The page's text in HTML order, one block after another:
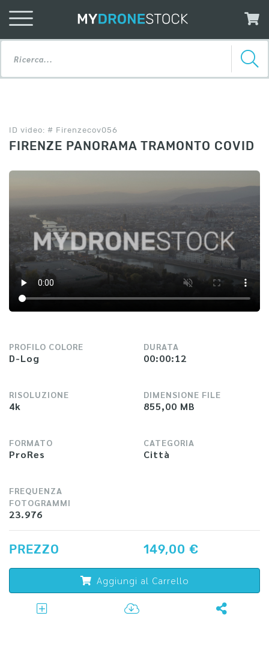
ID video: # Firenzecov056
FIRENZE PANORAMA TRAMONTO COVID
PROFILO COLORE
D-Log
RISOLUZIONE
4k
FORMATO
ProRes
FREQUENZA
FOTOGRAMMI
23.976
DURATA
00:00:12
DIMENSIONE FILE
855,00 MB
CATEGORIA
Città
PREZZO 149,00 €
Aggiungi al Carrello